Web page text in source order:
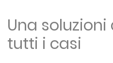
Una
tutti i casi